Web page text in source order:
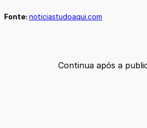
Fonte: noticiastudoaqui.com
Continua após a